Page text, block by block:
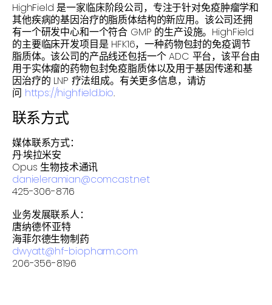
HighField 是一家临床阶段公司，专注于针对免疫肿瘤学和
其他疾病的基因治疗的脂质体结构的新应用。该公司还拥
有一个研发中心和一个符合 GMP 的生产设施。HighField
的主要临床开发项目是 HFK16，一种药物包封的免疫调节
脂质体。该公司的产品线还包括一个 ADC 平台，该平台由
用于实体瘤的药物包封免疫脂质体以及用于基因传递和基
因治疗的 LNP 疗法组成。有关更多信息，请访
问 https://highfield.bio.
联系方式
媒体联系方式：
丹·埃拉米安
Opus 生物技术通讯
danieleramian@comcast.net
425-306-8716
业务发展联系人：
唐纳德·怀亚特
海菲尔德生物制药
dwyatt@hf-biopharm.com
206-356-8196